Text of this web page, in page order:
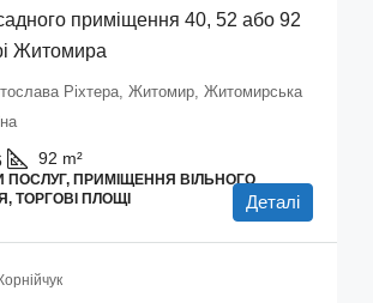
приміщення 40, 52 або 92
Житомира
Ріхтера, Житомир, Житомирська
92 m²
ПОСЛУГ, ПРИМІЩЕННЯ ВІЛЬНОГО
ТОРГОВІ ПЛОЩІ
Деталі